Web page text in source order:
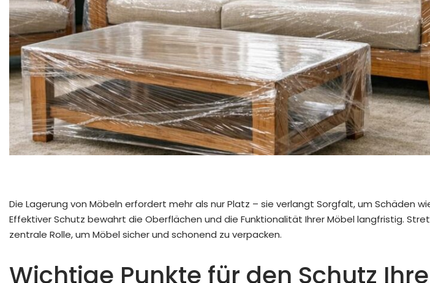
Die Lagerung von Möbeln erfordert mehr als nur Platz – sie verlangt Sorgfalt, um Schäden
Effektiver Schutz bewahrt die Oberflächen und die Funktionalität Ihrer Möbel langfristig.
zentrale Rolle, um Möbel sicher und schonend zu verpacken.
Wichtige Punkte für den Schutz